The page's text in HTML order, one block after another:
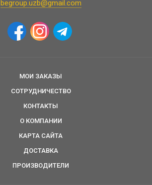
begroup.uzb@gmail.com
МОИ ЗАКАЗЫ
СОТРУДНИЧЕСТВО
КОНТАКТЫ
О КОМПАНИИ
КАРТА САЙТА
ДОСТАВКА
ПРОИЗВОДИТЕЛИ